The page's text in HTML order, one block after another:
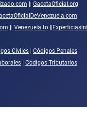
GacetaOficial.org
Venezuela.to
Civiles
Códigos Penales
Códigos Tributarios